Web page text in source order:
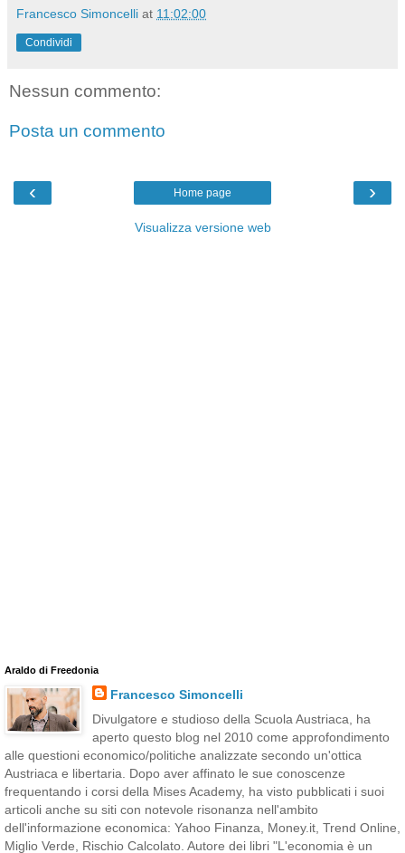
Francesco Simoncelli at 11:02:00
Condividi
Nessun commento:
Posta un commento
‹ ›
Home page
Visualizza versione web
Araldo di Freedonia
Francesco Simoncelli
Divulgatore e studioso della Scuola Austriaca, ha
aperto questo blog nel 2010 come approfondimento
alle questioni economico/politiche analizzate secondo un'ottica
Austriaca e libertaria. Dopo aver affinato le sue conoscenze
frequentando i corsi della Mises Academy, ha visto pubblicati i suoi
articoli anche su siti con notevole risonanza nell'ambito
dell'informazione economica: Yahoo Finanza, Money.it, Trend Online,
Miglio Verde, Rischio Calcolato. Autore dei libri "L'economia è un